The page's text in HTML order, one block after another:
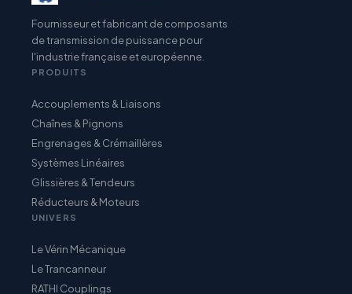
Fournisseur et fabricant de composants
de transmission de puissance pour
l'industrie française et européenne.
PRODUITS
Accouplements & Liaisons
Chaînes & Pignons
Engrenages & Crémaillères
Systèmes Linéaires
Glissières & Tendeurs
Réducteurs & Moteurs
UNIVERS
Le Vérin Mécanique
Le Trancanneur
RATHI Couplings